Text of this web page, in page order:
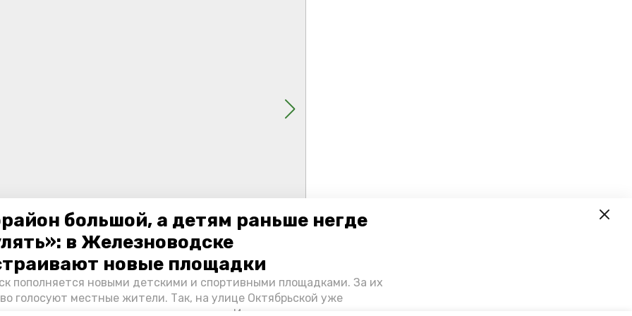
большой, а детям раньше негде
в Железноводске
новые площадки
пополняется новыми детскими и спортивными площадками. За их
голосуют местные жители. Так, на улице Октябрьской уже